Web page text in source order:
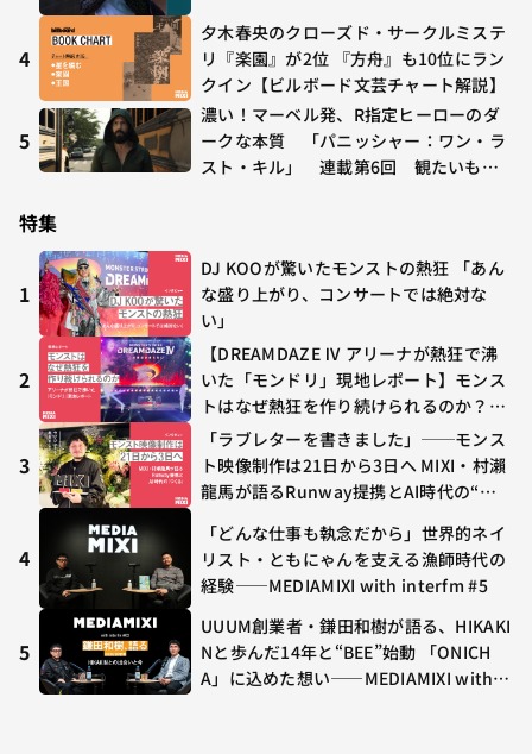
4
夕木春央のクローズド・サークルミステ
リ『楽園』が2位 『方舟』も10位にラン
クイン【ビルボード文芸チャート解説】
5
濃い！マーベル発、R指定ヒーローのダ
ークな本質 「パニッシャー：ワン・ラ
スト・キル」 連載第6回 観たいもの
特集
1
DJ KOOが驚いたモンストの熱狂 「あん
な盛り上がり、コンサートでは絶対な
い」
2
【DREAMDAZE Ⅳ アリーナが熱狂で沸
いた「モンドリ」現地レポート】モンス
トはなぜ熱狂を作り続けられるのか？コ
ラボ初の“真獣神化”やDJ KOO、てつ
や、兎田ぺこら、壱百満天原サロメらも
集結
3
「ラブレターを書きました」──モンス
ト映像制作は21日から3日へ MIXI・村瀨
龍馬が語るRunway提携とAI時代の“つ
4
「どんな仕事も執念だから」世界的ネイ
リスト・ともにゃんを支える漁師時代の
経験——MEDIAMIXI with interfm #5
5
UUUM創業者・鎌田和樹が語る、HIKAKI
Nと歩んだ14年と“BEE”始動 「ONICH
A」に込めた想い——MEDIAMIXI with in